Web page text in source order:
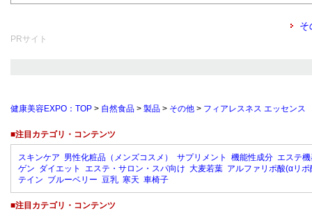
そ
PRサイト
健康美容EXPO：TOP > 自然食品 > 製品 > その他 > フィアレスネス エッセンス
■注目カテゴリ・コンテンツ
スキンケア 男性化粧品（メンズコスメ） サプリメント 機能性成分 エステ
ゲン ダイエット エステ・サロン・スパ向け 大麦若葉 アルファリポ酸(αリポ
テイン ブルーベリー 豆乳 寒天 車椅子
■注目カテゴリ・コンテンツ